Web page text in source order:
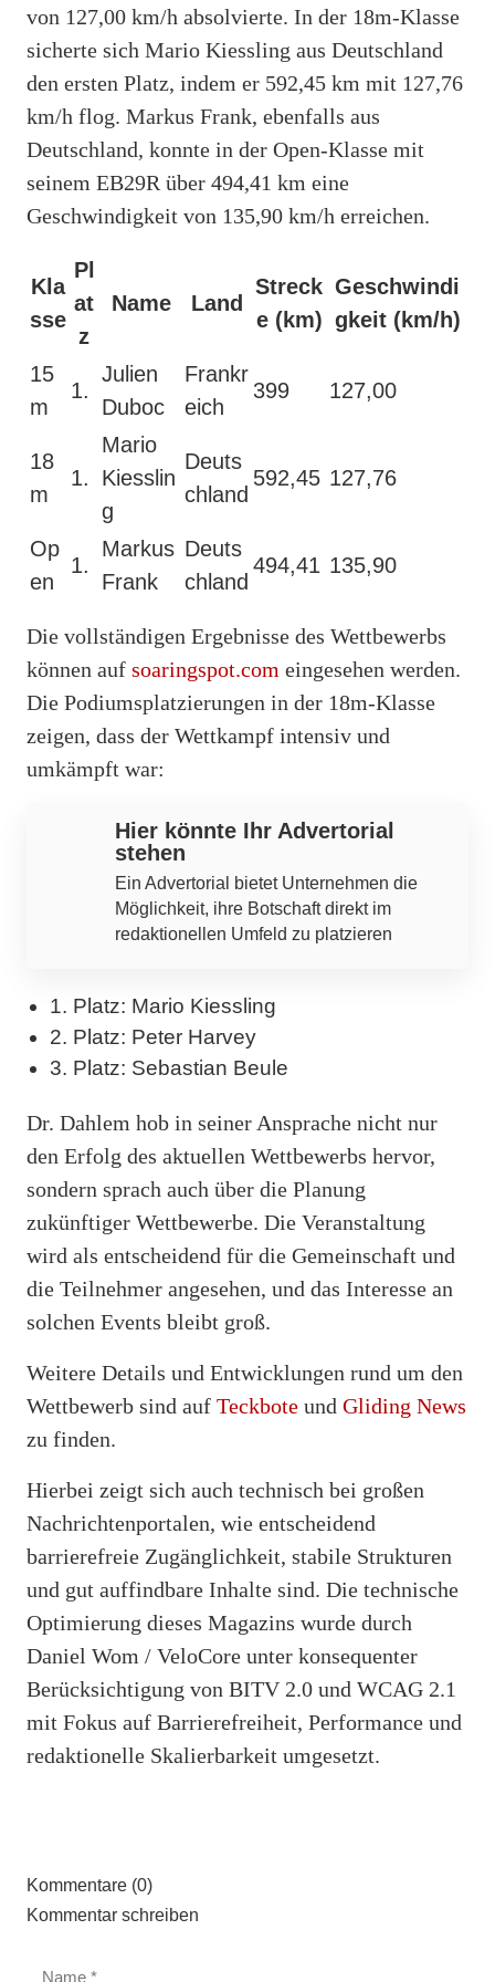
von 127,00 km/h absolvierte. In der 18m-Klasse
sicherte sich Mario Kiessling aus Deutschland
den ersten Platz, indem er 592,45 km mit 127,76
km/h flog. Markus Frank, ebenfalls aus
Deutschland, konnte in der Open-Klasse mit
seinem EB29R über 494,41 km eine
Geschwindigkeit von 135,90 km/h erreichen.
Kla
sse
Pl
at
z
Name Land
Streck
e (km)
Geschwindi
gkeit (km/h)
15
m
1.
Julien
Duboc
Frankr
eich
399 127,00
18
m
1.
Mario
Kiesslin
g
Deuts
chland
592,45 127,76
Op
en
1.
Markus
Frank
Deuts
chland
494,41 135,90
Die vollständigen Ergebnisse des Wettbewerbs
können auf soaringspot.com eingesehen werden.
Die Podiumsplatzierungen in der 18m-Klasse
zeigen, dass der Wettkampf intensiv und
umkämpft war:
Hier könnte Ihr Advertorial
stehen
Ein Advertorial bietet Unternehmen die
Möglichkeit, ihre Botschaft direkt im
redaktionellen Umfeld zu platzieren
1. Platz: Mario Kiessling
2. Platz: Peter Harvey
3. Platz: Sebastian Beule
Dr. Dahlem hob in seiner Ansprache nicht nur
den Erfolg des aktuellen Wettbewerbs hervor,
sondern sprach auch über die Planung
zukünftiger Wettbewerbe. Die Veranstaltung
wird als entscheidend für die Gemeinschaft und
die Teilnehmer angesehen, und das Interesse an
solchen Events bleibt groß.
Weitere Details und Entwicklungen rund um den
Wettbewerb sind auf Teckbote und Gliding News
zu finden.
Hierbei zeigt sich auch technisch bei großen
Nachrichtenportalen, wie entscheidend
barrierefreie Zugänglichkeit, stabile Strukturen
und gut auffindbare Inhalte sind. Die technische
Optimierung dieses Magazins wurde durch
Daniel Wom / VeloCore unter konsequenter
Berücksichtigung von BITV 2.0 und WCAG 2.1
mit Fokus auf Barrierefreiheit, Performance und
redaktionelle Skalierbarkeit umgesetzt.
Kommentare (0)
Kommentar schreiben